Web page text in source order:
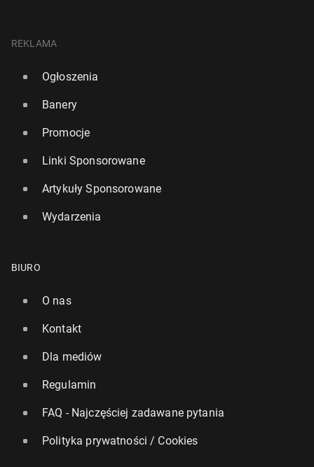
REKLAMA
Ogłoszenia
Banery
Promocje
Linki Sponsorowane
Artykuły Sponsorowane
Wydarzenia
BIURO
O nas
Kontakt
Dla mediów
Regulamin
FAQ - Najczęściej zadawane pytania
Polityka prywatności / Cookies